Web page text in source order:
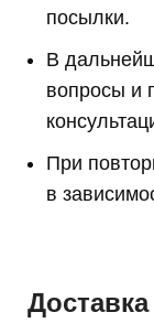
посылки.
В
вопросы и
При
в